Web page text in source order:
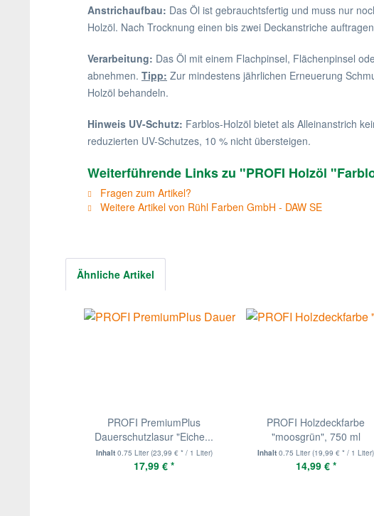
Anstrichaufbau: Das Öl ist gebrauchtsfertig und muss nur
Holzöl. Nach Trocknung einen bis zwei Deckanstriche
Verarbeitung: Das Öl mit einem Flachpinsel, Flächenpinsel
abnehmen. Tipp: Zur mindestens jährlichen Erneuerung
Holzöl behandeln.
Hinweis UV-Schutz: Farblos-Holzöl bietet als Alleinanstrich
reduzierten UV-Schutzes, 10 % nicht übersteigen.
Weiterführende Links zu "PROFI Holzöl
Fragen zum Artikel?
Weitere Artikel von Rühl Farben GmbH - DAW SE
Ähnliche Artikel
PROFI PremiumPlus
Dauerschutzlasur "Eiche...
Inhalt 0.75 Liter(23,99 € * / 1 Liter)
17,99 € *
PROFI Holzdeckfarbe
"moosgrün", 750 ml
Inhalt0.75 Liter(19,99 € * / 1 Liter)
14,99 € *